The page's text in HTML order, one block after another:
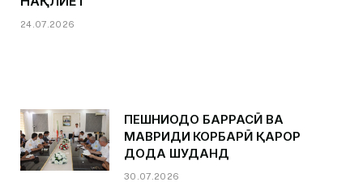
24.07.2026
ПЕШНИҲОДҲО БАРРАСӢ ВА
МАВРИДИ КОРБАРӢ ҚАРОР
ДОДА ШУДАНД
30.07.2026